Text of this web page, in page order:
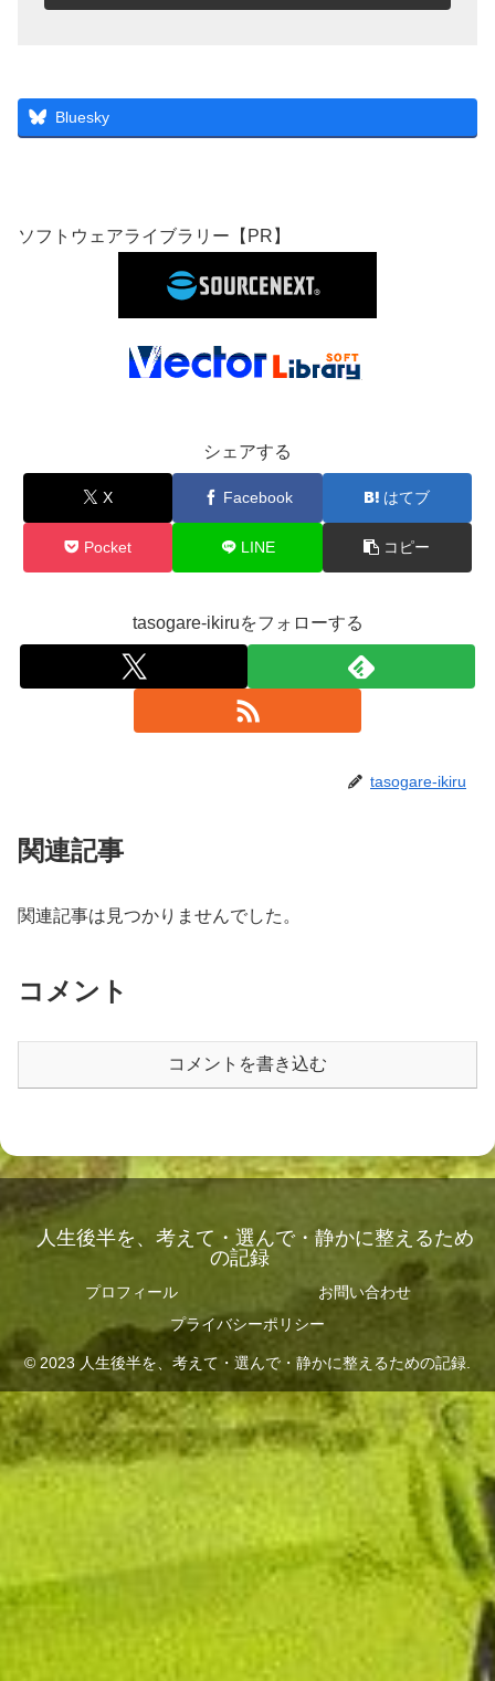
Bluesky
ソフトウェアライブラリー【PR】
シェアする
X Facebook はてブ
Pocket LINE コピー
tasogare-ikiruをフォローする
tasogare-ikiru
関連記事
関連記事は見つかりませんでした。
コメント
コメントを書き込む
人生後半を、考えて・選んで・静かに整えるため
の記録
プロフィール
お問い合わせ
プライバシーポリシー
© 2023 人生後半を、考えて・選んで・静かに整えるための記録.